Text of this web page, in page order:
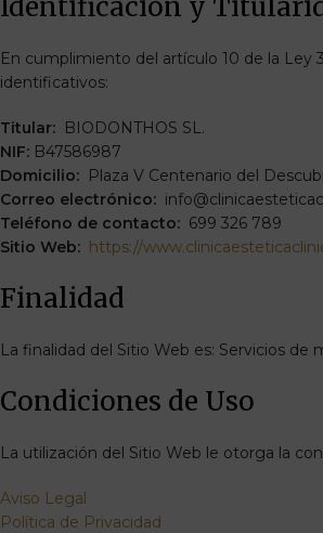
Identificación y
En cumplimiento del artículo 10 de la Ley
identificativos:
Titular: BIODONTHOS SL.
NIF: B47586987
Domicilio: Plaza V Centenario del
Correo electrónico:
Teléfono de contacto: 699 326 789
Sitio Web: https://
Finalidad
La finalidad del Sitio Web es: Servicios
Condiciones de Uso
La utilización del Sitio Web le otorga la
Aviso Legal
Política de Privacidad